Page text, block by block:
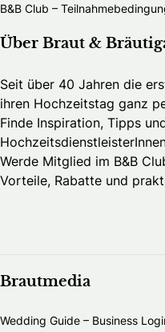
B&B Club –
Über Braut &
Seit über 40 Jahren die
ihren Hochzeitstag ganz
Finde Inspiration, Tipps
Werde Mitglied im B&B
Vorteile, Rabatte und
Brautmedia
Wedding Guide – Business